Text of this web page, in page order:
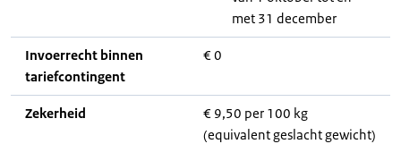
met 31 december
Invoerrecht binnen
tariefcontingent
€ 0
Zekerheid
€ 9,50 per 100 kg
(equivalent geslacht gewicht)